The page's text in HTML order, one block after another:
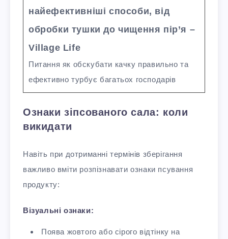
найефективніші способи, від
обробки тушки до чищення пір’я –
Village Life
Питання як обскубати качку правильно та
ефективно турбує багатьох господарів
Ознаки зіпсованого сала: коли
викидати
Навіть при дотриманні термінів зберігання
важливо вміти розпізнавати ознаки псування
продукту:
Візуальні ознаки:
Поява жовтого або сірого відтінку на